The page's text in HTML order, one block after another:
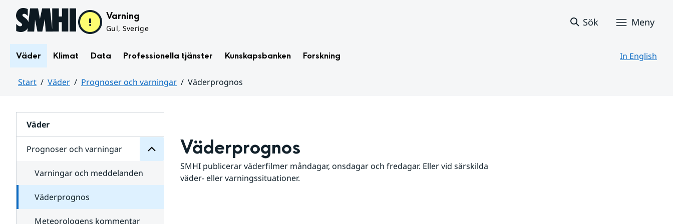
Hoppa till sidans innehåll Varning
Gul, Sverige
Sök Meny
Väder Klimat Data Professionella tjänster Kunskapsbanken Forskning In English
Start Väder Prognoser och varningar
Väderprognos
Väder
Prognoser och varningar
för
varningar
Varningar och meddelanden
Väderprognos
Meteorologens kommentar
Väderprognos
SMHI publicerar väderfilmer måndagar, onsdagar och fredagar. Eller vid särskilda
väder- eller varningssituationer.